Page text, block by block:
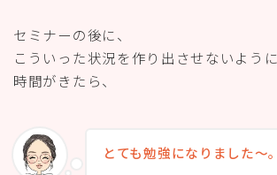
セミナーの後に、
こういった状況を作り出させないように
時間がきたら、
とても勉強になりました〜。